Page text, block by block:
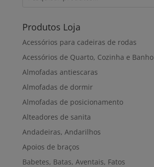
Produtos Loja
Acessórios para cadeiras de rodas
Acessórios de Quarto, Cozinha e Banho
Almofadas antiescaras
Almofadas de dormir
Almofadas de posicionamento
Alteadores de sanita
Andadeiras, Andarilhos
Apoios de braços
Babetes, Batas, Aventais, Fatos